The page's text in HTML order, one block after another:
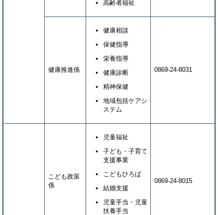
高齢者福祉
健康推進係
健康相談
保健指導
栄養指導
健康診断
精神保健
地域包括ケアシ
ステム
0869-24-8031
こども政策
係
児童福祉
子ども・子育て
支援事業
こどもひろば
結婚支援
児童手当・児童
扶養手当
0869-24-8015